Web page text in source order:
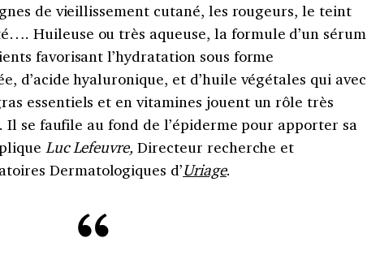
de vieillissement cutané, les rougeurs, le teint
Huileuse ou très aqueuse, la formule d’un sérum
favorisant l’hydratation sous forme
d’acide hyaluronique, et d’huile végétales qui avec
essentiels et en vitamines jouent un rôle très
Il se faufile au fond de l’épiderme pour apporter sa
Luc Lefeuvre,Directeur recherche et
Dermatologiques d’Uriage.